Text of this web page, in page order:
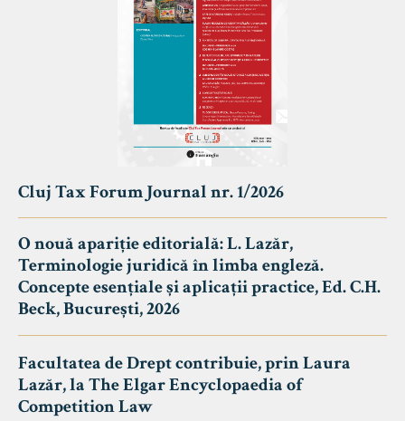
Cluj Tax Forum Journal nr. 1/2026
O nouă apariție editorială: L. Lazăr,
Terminologie juridică în limba engleză.
Concepte esențiale și aplicații practice, Ed. C.H.
Beck, București, 2026
Facultatea de Drept contribuie, prin Laura
Lazăr, la The Elgar Encyclopaedia of
Competition Law